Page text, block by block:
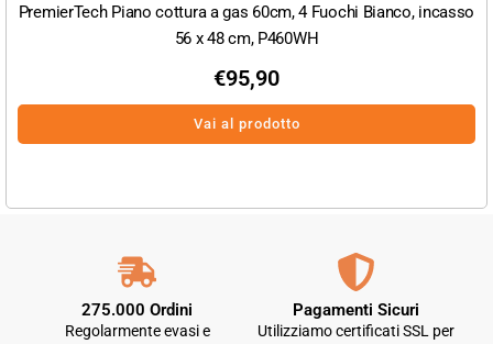
PremierTech Piano cottura a gas 60cm, 4 Fuochi Bianco, incasso
56 x 48 cm, P460WH
€95,90
Vai al prodotto
275.000 Ordini
Regolarmente evasi e
Pagamenti Sicuri
Utilizziamo certificati SSL per